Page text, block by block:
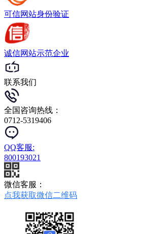
可信网站身份验证
诚信网站示范企业
联系我们
全国咨询热线：
0712-5319406
QQ客服:
800193021
微信客服：
点我获取微信二维码